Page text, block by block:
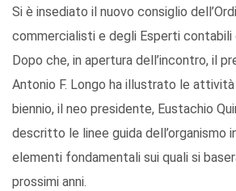
Si è insediato il nuovo consiglio
commercialisti e degli Esperti contabili
Dopo che, in apertura dell’incontro, il
Antonio F. Longo ha illustrato le
biennio, il neo presidente, Eustachio
descritto le linee guida dell’organismo
elementi fondamentali sui quali si
prossimi anni.